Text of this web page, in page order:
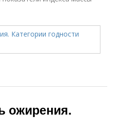
ожирения.